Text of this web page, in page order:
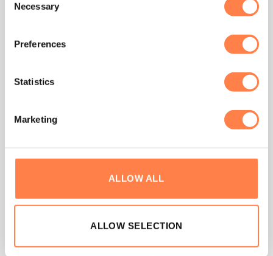
Selection
Necessary
Preferences
Statistics
Marketing
ALLOW ALL
ALLOW SELECTION
PILATES
Weerstand Tube &